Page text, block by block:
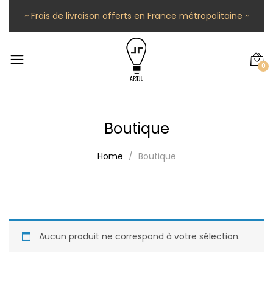
~ Frais de livraison offerts en France métropolitaine ~
0
Boutique
Home Boutique
Aucun produit ne correspond à votre sélection.